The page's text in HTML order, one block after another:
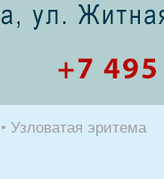
• Узловатая эритема